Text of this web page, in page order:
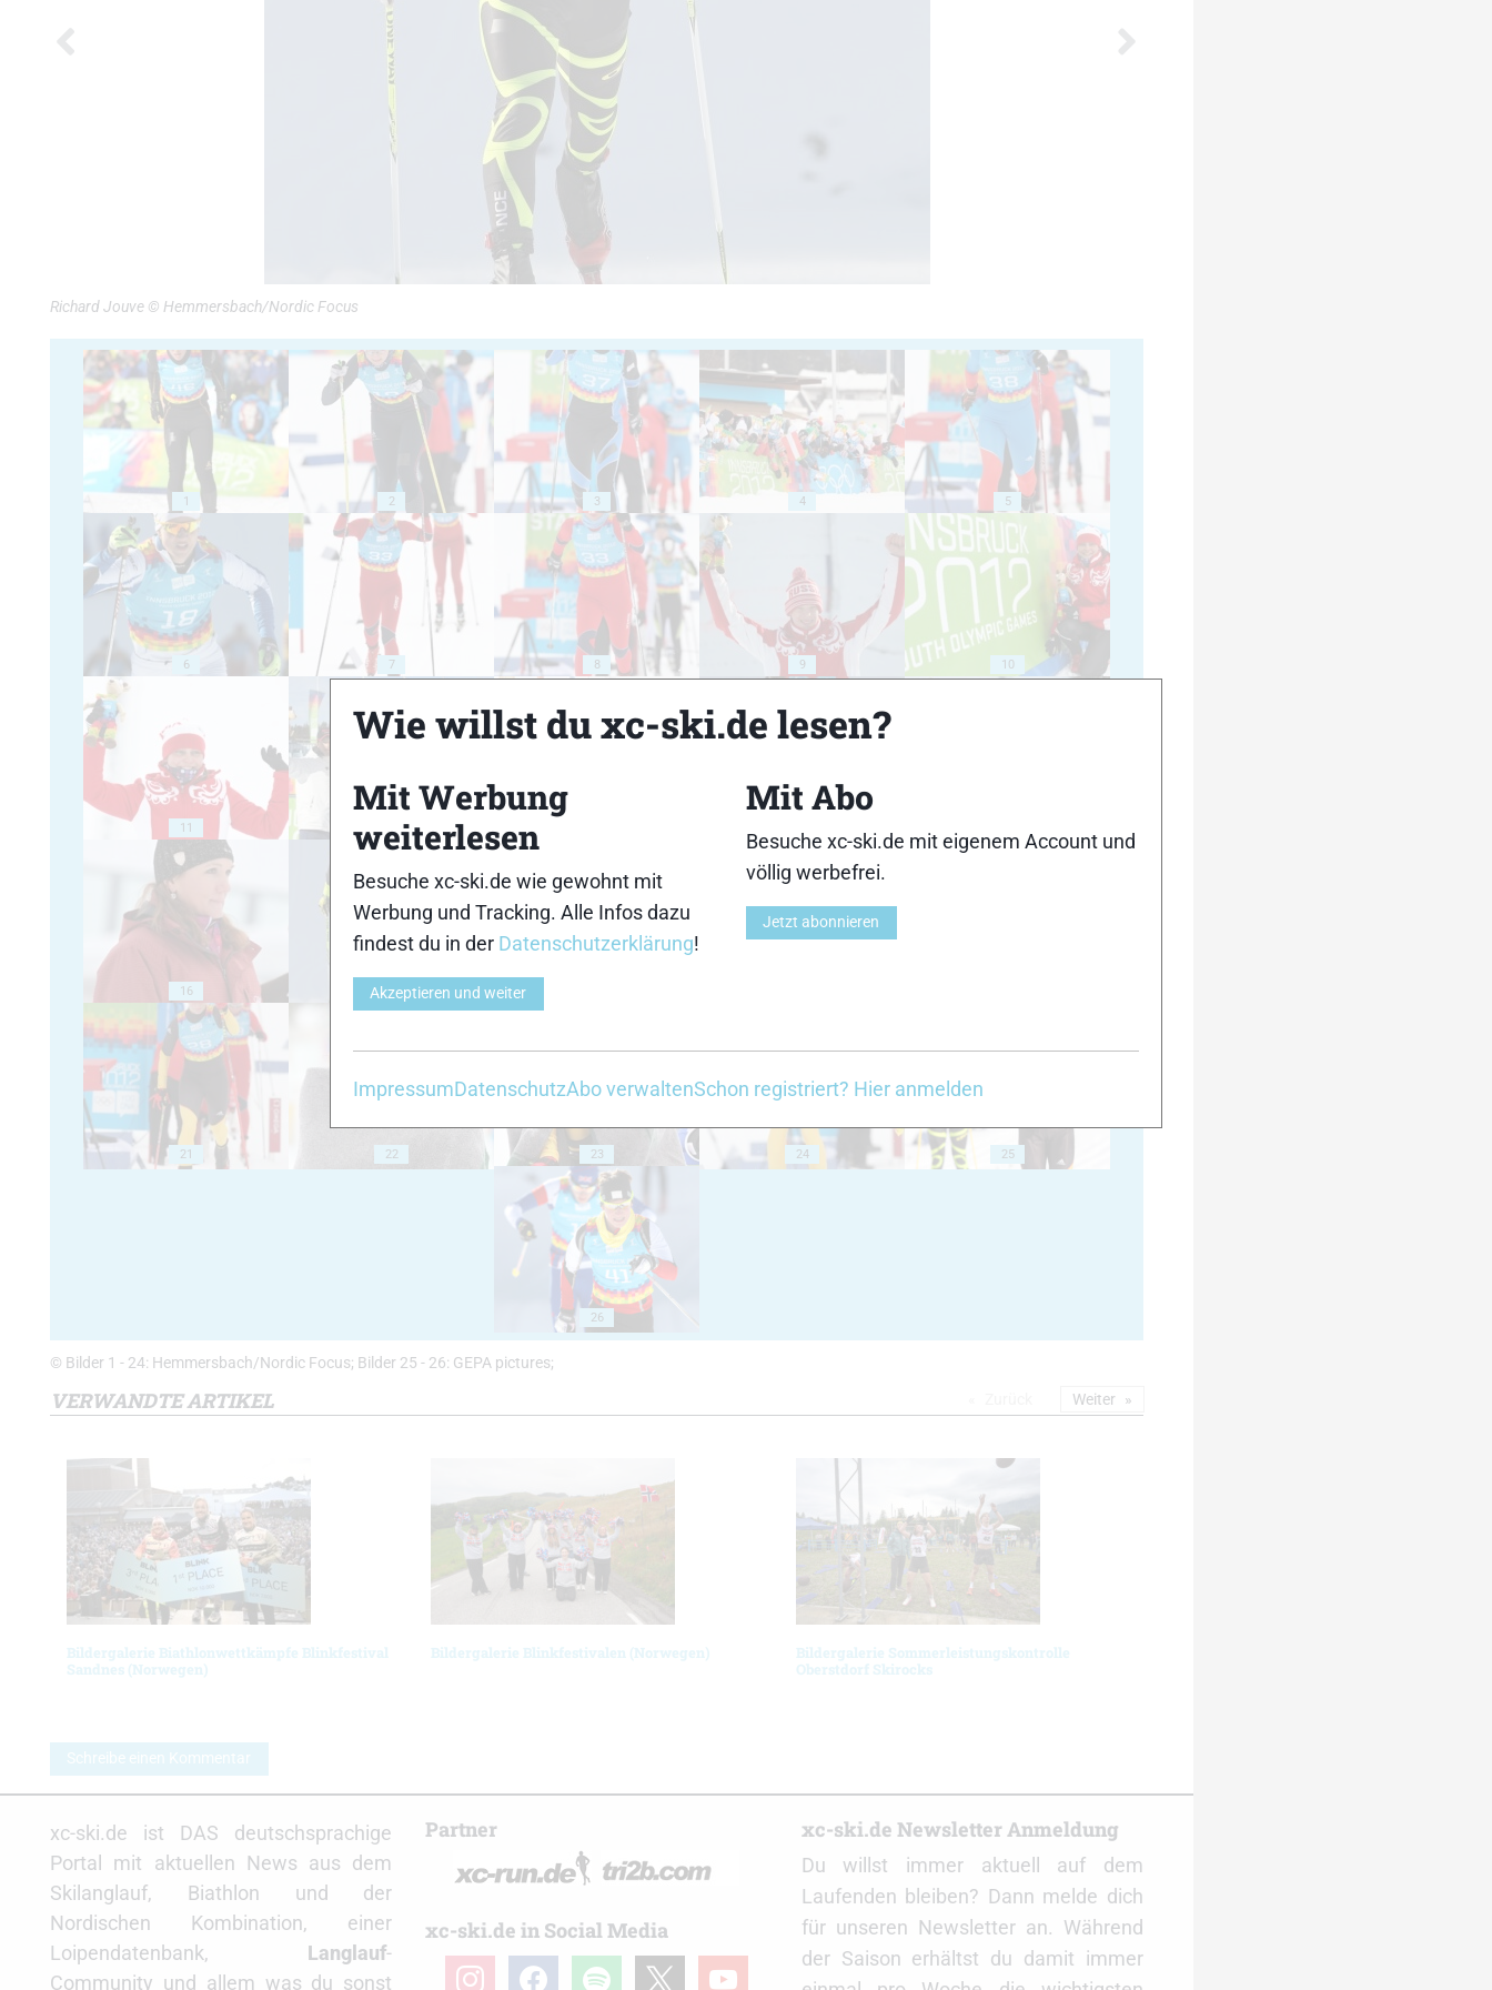
Richard Jouve © Hemmersbach/Nordic Focus
1 2 3 4 5
6 7 8 9 10
11
16 17
21 22 23 24 25
26
© Bilder 1 - 24: Hemmersbach/Nordic Focus; Bilder 25 - 26: GEPA pictures;
VERWANDTE ARTIKEL
Bildergalerie Biathlonwettkämpfe Blinkfestival
Sandnes (Norwegen)
Bildergalerie Blinkfestivalen (Norwegen)
Bildergalerie Sommerleistungskontrolle
Oberstdorf Skirocks
Weiter
Schreibe einen Kommentar
xc-ski.de ist DAS deutschsprachige
Portal mit aktuellen News aus dem
Skilanglauf, Biathlon und der
Nordischen Kombination, einer
Loipendatenbank, Langlauf-
Community und allem was du sonst
Partner
xc-ski.de in Social Media
instagramfacebookspotify youtube
xc-ski.de Newsletter Anmeldung
Du willst immer aktuell auf dem
Laufenden bleiben? Dann melde dich
für unseren Newsletter an. Während
der Saison erhältst du damit immer
Wie willst du xc-ski.de lesen?
Mit Werbung
weiterlesen
Besuche xc-ski.de wie gewohnt mit
Werbung und Tracking. Alle Infos dazu
findest du in der Datenschutzerklärung!
Akzeptieren und weiter
Mit Abo
Besuche xc-ski.de mit eigenem Account und
völlig werbefrei.
Jetzt abonnieren
ImpressumDatenschutzAbo verwaltenSchon registriert? Hier anmelden